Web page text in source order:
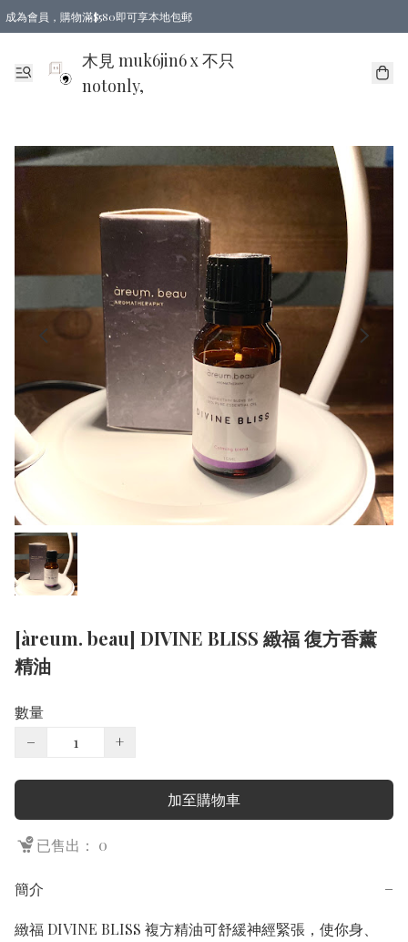
成為會員，購物滿$580即可享本地包郵
亞洲地區買滿$780包郵，歐美地區買滿$980包郵
木見 muk6jin6 x 不只
notonly,
[àreum. beau] DIVINE BLISS 緻福 復方香薰
精油
數量
−
+
加至購物車
已售出： 0
簡介 −
緻福 DIVINE BLISS 複方精油可舒緩神經緊張，使你身、